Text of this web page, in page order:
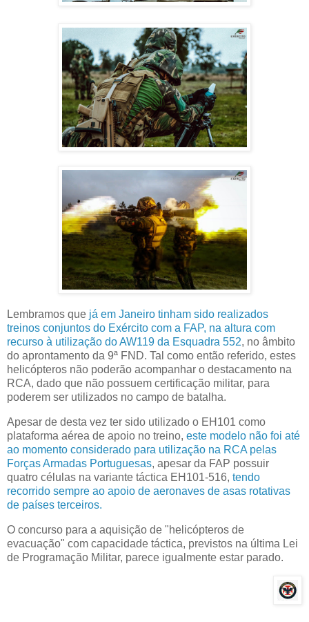
Lembramos que já em Janeiro tinham sido realizados
treinos conjuntos do Exército com a FAP, na altura com
recurso à utilização do AW119 da Esquadra 552, no âmbito
do aprontamento da 9ª FND. Tal como então referido, estes
helicópteros não poderão acompanhar o destacamento na
RCA, dado que não possuem certificação militar, para
poderem ser utilizados no campo de batalha.
Apesar de desta vez ter sido utilizado o EH101 como
plataforma aérea de apoio no treino, este modelo não foi até
ao momento considerado para utilização na RCA pelas
Forças Armadas Portuguesas, apesar da FAP possuir
quatro células na variante táctica EH101-516, tendo
recorrido sempre ao apoio de aeronaves de asas rotativas
de países terceiros.
O concurso para a aquisição de "helicópteros de
evacuação" com capacidade táctica, previstos na última Lei
de Programação Militar, parece igualmente estar parado.